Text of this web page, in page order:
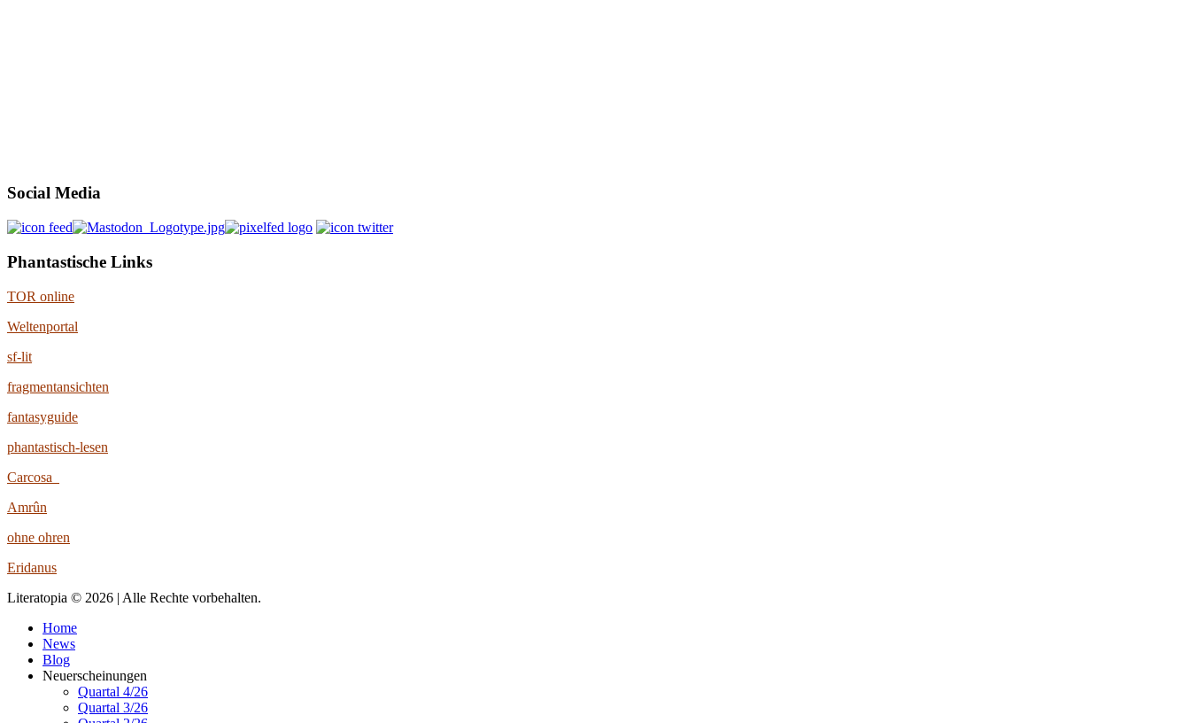
Social Media
Phantastische Links
TOR online
Weltenportal
sf-lit
fragmentansichten
fantasyguide
phantastisch-lesen
Carcosa
Amrûn
ohne ohren
Eridanus
Literatopia © 2026 | Alle Rechte vorbehalten.
Home
News
Blog
Neuerscheinungen
Quartal 4/26
Quartal 3/26